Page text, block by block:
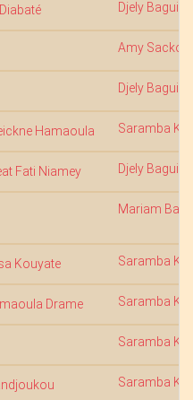
Djely Bagui
Amy Sacko
Djely Bagui
Hamaoula Saramba
Fati Niamey Djely Bagui
Mariam Bah
Kouyate Saramba
Drame Saramba
Saramba
Saramba